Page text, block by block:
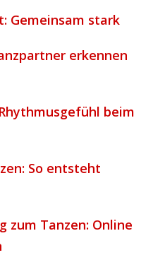
Gemeinsam stark
erkennen
beim
So entsteht
zum Tanzen: Online